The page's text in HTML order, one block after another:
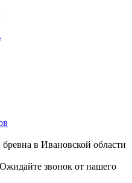
в Ивановской области
звонок от нашего